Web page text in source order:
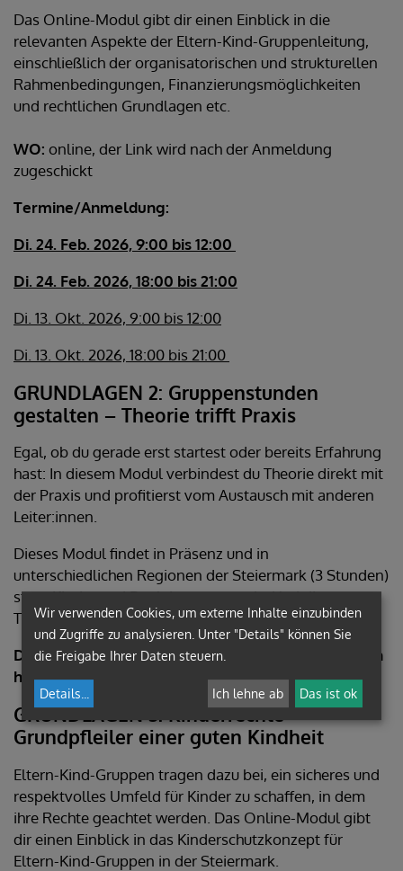
Das Online-Modul gibt dir einen Einblick in die
relevanten Aspekte der Eltern-Kind-Gruppenleitung,
einschließlich der organisatorischen und strukturellen
Rahmenbedingungen, Finanzierungsmöglichkeiten
und rechtlichen Grundlagen etc.
WO: online, der Link wird nach der Anmeldung
zugeschickt
Termine/Anmeldung:
Di. 24. Feb. 2026, 9:00 bis 12:00
Di. 24. Feb. 2026, 18:00 bis 21:00
Di. 13. Okt. 2026, 9:00 bis 12:00
Di. 13. Okt. 2026, 18:00 bis 21:00
GRUNDLAGEN 2: Gruppenstunden
gestalten – Theorie trifft Praxis
Egal, ob du gerade erst startest oder bereits Erfahrung
hast: In diesem Modul verbindest du Theorie direkt mit
der Praxis und profitierst vom Austausch mit anderen
Leiter:innen.
Dieses Modul findet in Präsenz und in
unterschiedlichen Regionen der Steiermark (3 Stunden)
statt. Kinder und Begleitpersonen sind bei diesem
Treffen ebenso herzlich willkommen.
Der nächste Termin für "Grundlagen 2" wird zeitnah
hier bekanntgegeben.
GRUNDLAGEN 3: Kinderrechte –
Grundpfleiler einer guten Kindheit
Eltern-Kind-Gruppen tragen dazu bei, ein sicheres und
respektvolles Umfeld für Kinder zu schaffen, in dem
ihre Rechte geachtet werden. Das Online-Modul gibt
dir einen Einblick in das Kinderschutzkonzept für
Eltern-Kind-Gruppen in der Steiermark.
Wir verwenden Cookies, um externe Inhalte einzubinden
und Zugriffe zu analysieren. Unter "Details" können Sie
die Freigabe Ihrer Daten steuern.
Details Ich lehne ab Das ist ok